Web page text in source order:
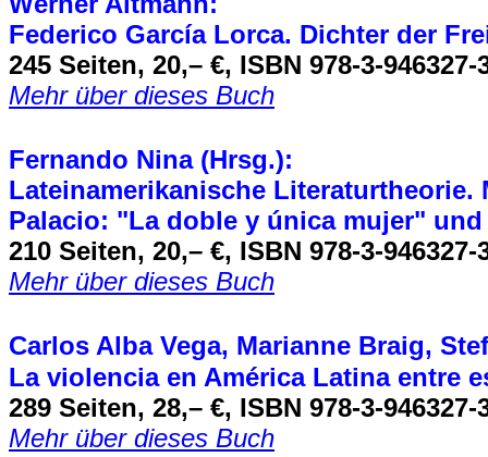
Federico García Lorca. Dichter der
245 Seiten, 20,– €, ISBN 978-3-946327-
Mehr über dieses Buch
Fernando Nina (Hrsg.):
Lateinamerikanische
Palacio: "La doble y única mujer"
210 Seiten, 20,– €, ISBN 978-3-946327-
Mehr über dieses Buch
Carlos Alba Vega, Marianne Braig,
La violencia en América Latina entre
289 Seiten, 28,– €, ISBN 978-3-946327-
Mehr über dieses Buch